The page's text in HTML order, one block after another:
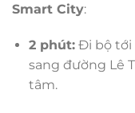
Smart City:
2 phút:Đi bộ tới
sang đường Lê
tâm.